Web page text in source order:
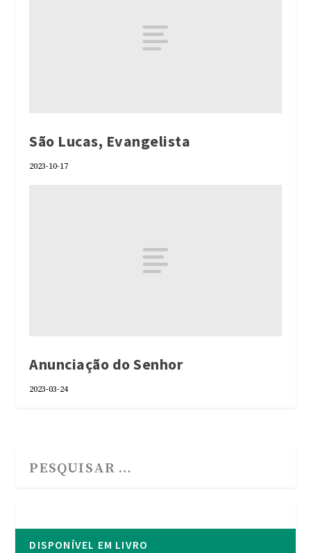
São Lucas, Evangelista
2023-10-17
Anunciação do Senhor
2023-03-24
DISPONÍVEL EM LIVRO